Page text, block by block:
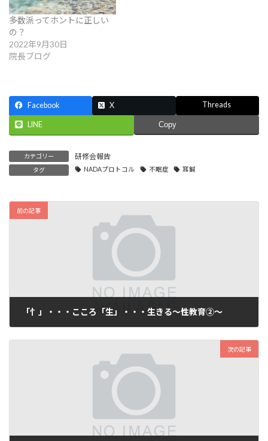
多数派ってホントに正しい
の？
2022年9月30日
院長ブログ
Facebook X Threads
LINE Copy
カテゴリー 研修会報告
タグ NADAプロトコル 不眠症 耳鍼
前の記事
「忄」・・・こころ「生」・・・生きる～性教育②～
次の記事